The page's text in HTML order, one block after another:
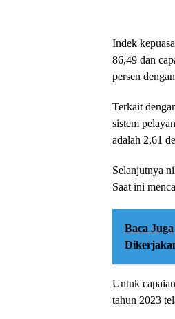
Indek
86,49 dan
persen
Terkait
sistem
adalah 2,61
Selanjutnya
Saat ini
Baca Juga
Untuk
tahun 2023